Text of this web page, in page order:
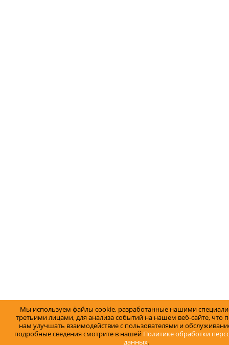
Мы используем файлы cookie, разработанные нашими
третьими лицами, для анализа событий на нашем веб-сайте, что
нам улучшать взаимодействие с пользователями и
подробные сведения смотрите в нашей Политике обработки
данных.